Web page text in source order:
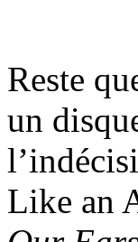
Reste
un
Like an